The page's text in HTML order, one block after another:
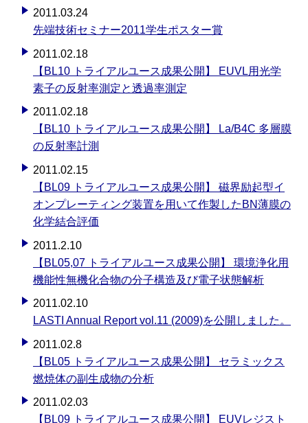
2011.03.24
先端技術セミナー2011学生ポスター賞
2011.02.18
【BL10 トライアルユース成果公開】 EUVL用光学
素子の反射率測定と透過率測定
2011.02.18
【BL10 トライアルユース成果公開】 La/B4C 多層膜
の反射率計測
2011.02.15
【BL09 トライアルユース成果公開】 磁界励起型イ
オンプレーティング装置を用いて作製したBN薄膜の
化学結合評価
2011.2.10
【BL05,07 トライアルユース成果公開】 環境浄化用
機能性無機化合物の分子構造及び電子状態解析
2011.02.10
LASTI Annual Report vol.11 (2009)を公開しました。
2011.02.8
【BL05 トライアルユース成果公開】 セラミックス
燃焼体の副生成物の分析
2011.02.03
【BL09 トライアルユース成果公開】 EUVレジスト